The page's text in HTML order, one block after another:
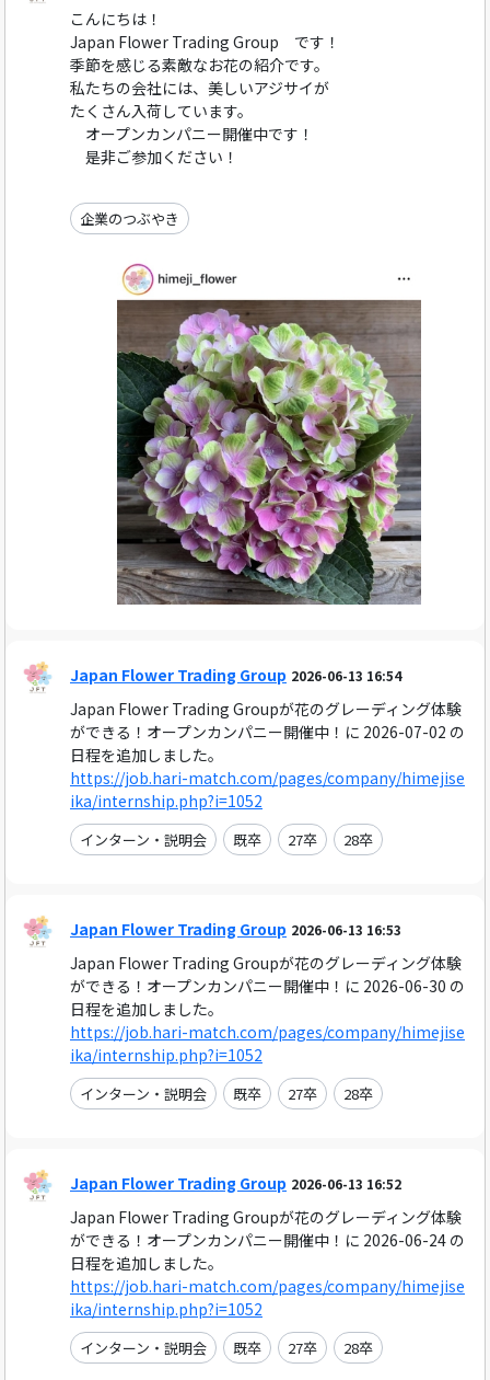
こんにちは！
Japan Flower Trading Group です！
季節を感じる素敵なお花の紹介です。
私たちの会社には、美しいアジサイが
たくさん入荷しています。
オープンカンパニー開催中です！
是非ご参加ください！
企業のつぶやき
Japan Flower Trading Group 2026-06-13 16:54
Japan Flower Trading Groupが花のグレーディング体験
ができる！オープンカンパニー開催中！に 2026-07-02 の
日程を追加しました。
https://job.hari-match.com/pages/company/himejise
ika/internship.php?i=1052
インターン・説明会 既卒 27卒 28卒
Japan Flower Trading Group 2026-06-13 16:53
Japan Flower Trading Groupが花のグレーディング体験
ができる！オープンカンパニー開催中！に 2026-06-30 の
日程を追加しました。
https://job.hari-match.com/pages/company/himejise
ika/internship.php?i=1052
インターン・説明会 既卒 27卒 28卒
Japan Flower Trading Group 2026-06-13 16:52
Japan Flower Trading Groupが花のグレーディング体験
ができる！オープンカンパニー開催中！に 2026-06-24 の
日程を追加しました。
https://job.hari-match.com/pages/company/himejise
ika/internship.php?i=1052
インターン・説明会 既卒 27卒 28卒